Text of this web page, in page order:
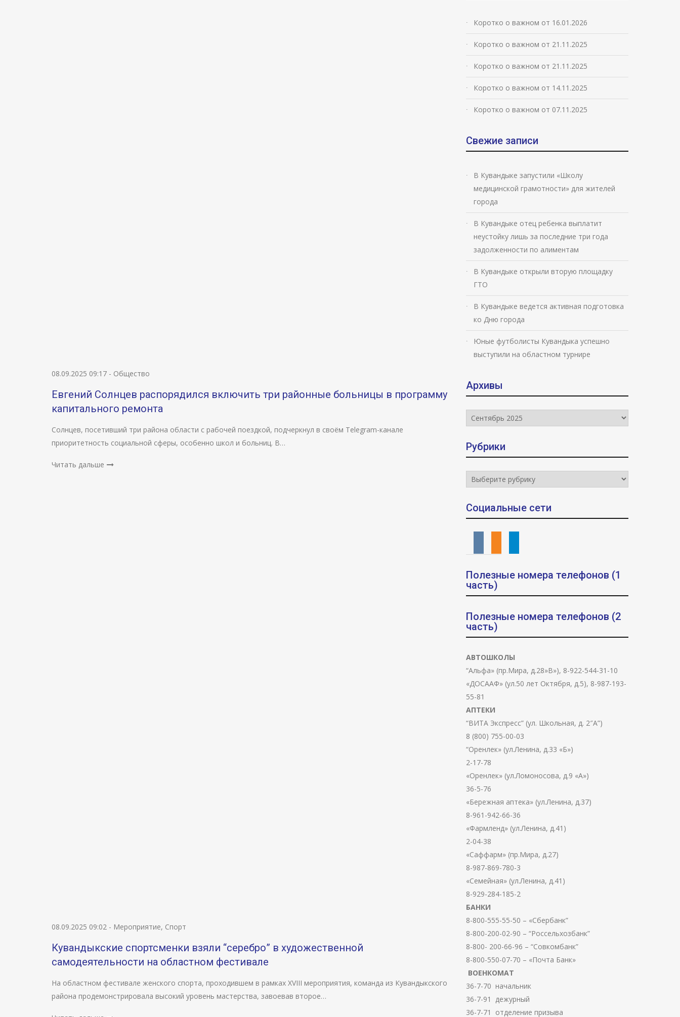
08.09.2025 09:17 - Общество
Евгений Солнцев распорядился включить три районные больницы в программу
капитального ремонта
Солнцев, посетивший три района области с рабочей поездкой, подчеркнул в своём Telegram-канале
приоритетность социальной сферы, особенно школ и больниц. В…
Читать дальше
08.09.2025 09:02 - Мероприятие, Спорт
Кувандыкские спортсменки взяли “серебро” в художественной
самодеятельности на областном фестивале
На областном фестивале женского спорта, проходившем в рамках XVIII мероприятия, команда из Кувандыкского
района продемонстрировала высокий уровень мастерства, завоевав второе…
Коротко о важном от 16.01.2026
Коротко о важном от 21.11.2025
Коротко о важном от 21.11.2025
Коротко о важном от 14.11.2025
Коротко о важном от 07.11.2025
Свежие записи
В Кувандыке запустили «Школу
медицинской грамотности» для жителей
города
В Кувандыке отец ребенка выплатит
неустойку лишь за последние три года
задолженности по алиментам
В Кувандыке открыли вторую площадку
ГТО
В Кувандыке ведется активная подготовка
ко Дню города
Юные футболисты Кувандыка успешно
выступили на областном турнире
Архивы
Архивы
Рубрики
Рубрики
Социальные сети
Полезные номера телефонов (1
часть)
Полезные номера телефонов (2
часть)
АВТОШКОЛЫ
“Альфа» (пр.Мира, д.28»В»), 8-922-544-31-10
«ДОСААФ» (ул.50 лет Октября, д.5), 8-987-193-
55-81
АПТЕКИ
“ВИТА Экспресс” (ул. Школьная, д. 2″А”)
8 (800) 755-00-03
“Оренлек» (ул.Ленина, д.33 «Б»)
2-17-78
«Оренлек» (ул.Ломоносова, д.9 «А»)
36-5-76
«Бережная аптека» (ул.Ленина, д.37)
8-961-942-66-36
«Фармленд» (ул.Ленина, д.41)
2-04-38
«Саффарм» (пр.Мира, д.27)
8-987-869-780-3
«Семейная» (ул.Ленина, д.41)
8-929-284-185-2
БАНКИ
8-800-555-55-50 – «Сбербанк”
8-800-200-02-90 – “Россельхозбанк”
8-800- 200-66-96 – “Совкомбанк”
8-800-550-07-70 – «Почта Банк»
ВОЕНКОМАТ
36-7-70 начальник
36-7-91 дежурный
36-7-71 отделение призыва